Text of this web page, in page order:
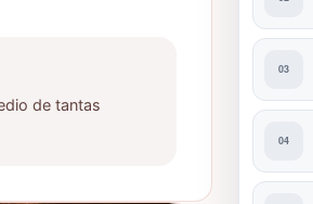
de tantas